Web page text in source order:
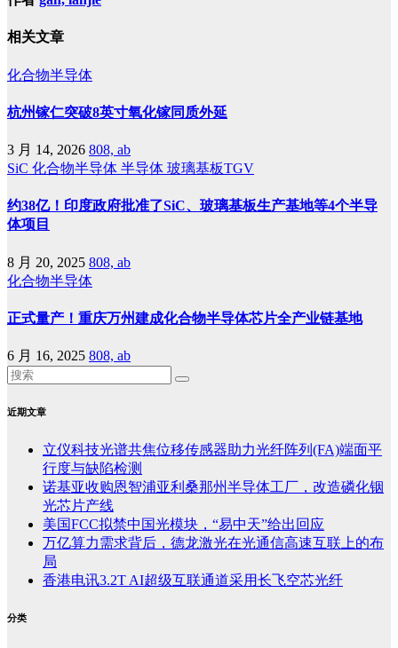
相关文章
化合物半导体
杭州镓仁突破8英寸氧化镓同质外延
3 月 14, 2026 808, ab
SiC 化合物半导体 半导体 玻璃基板TGV
约38亿！印度政府批准了SiC、玻璃基板生产基地等4个半导
体项目
8 月 20, 2025 808, ab
化合物半导体
正式量产！重庆万州建成化合物半导体芯片全产业链基地
6 月 16, 2025 808, ab
近期文章
立仪科技光谱共焦位移传感器助力光纤阵列(FA)端面平
行度与缺陷检测
诺基亚收购恩智浦亚利桑那州半导体工厂，改造磷化铟
光芯片产线
美国FCC拟禁中国光模块，“易中天”给出回应
万亿算力需求背后，德龙激光在光通信高速互联上的布
局
香港电讯3.2T AI超级互联通道采用长飞空芯光纤
分类